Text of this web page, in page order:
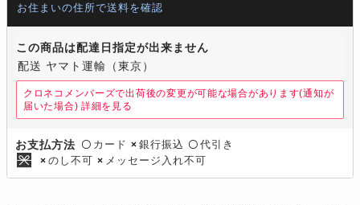
お住まいの住所で送料を確認
この商品は配達日指定が出来ません
配送 ヤマト運輸（東京）
クロネコメンバーズで出荷後の変更が可能な場合があります(通知が
届いた場合) 詳細を見る
お支払方法 〇 カード × 銀行振込 〇 代引き
× のし不可 × メッセージ入れ不可